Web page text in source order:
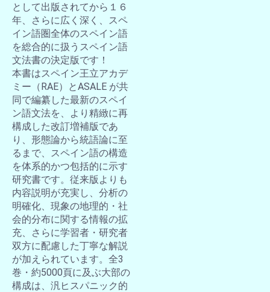
として出版されてから１６
年、さらに広く深く、スペ
イン語圏全体のスペイン語
を総合的に扱うスペイン語
文法書の決定版です！
本書はスペイン王立アカデ
ミー（RAE）とASALE が共
同で編纂した最新のスペイ
ン語文法を、より精緻に再
構成した改訂増補版であ
り、形態論から統語論に至
るまで、スペイン語の構造
を体系的かつ包括的に示す
研究書です。従来版よりも
内容説明が充実し、分析の
明確化、現象の地理的・社
会的分布に関する情報の拡
充、さらに学習者・研究者
双方に配慮した丁寧な解説
が加えられています。全3
巻・約5000頁に及ぶ大部の
構成は、汎ヒスパニック的